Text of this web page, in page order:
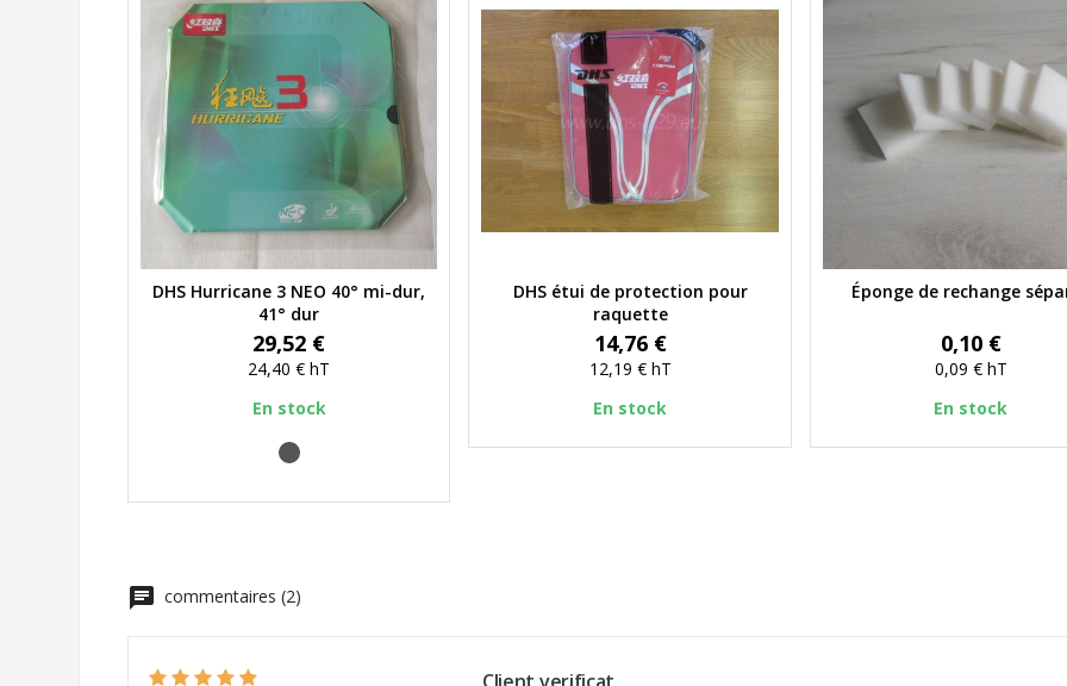
Aperçu rapide
DHS Hurricane 3 NEO 40° mi-dur,
41° dur
Prix
29,52 €
24,40 €hT
En stock
noir
Aperçu rapide
DHS étui de protection pour
raquette
Prix
14,76 €
12,19 € hT
En stock
Aperçu rapide
Éponge de rechange
Prix
0,10 €
0,09 € hT
En stock
chat commentaires (2)